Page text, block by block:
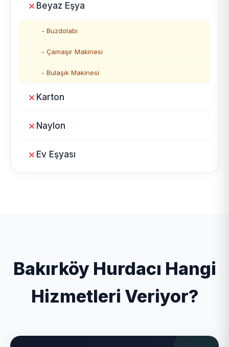
Beyaz Eşya
- Buzdolabı
- Çamaşır Makinesi
- Bulaşık Makinesi
Karton
Naylon
Ev Eşyası
Bakırköy Hurdacı Hangi
Hizmetleri Veriyor?